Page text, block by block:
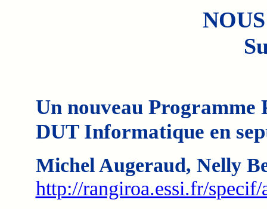
Un nouveau Programme
DUT Informatique en
Michel Augeraud, Nelly
http://rangiroa.essi.fr/